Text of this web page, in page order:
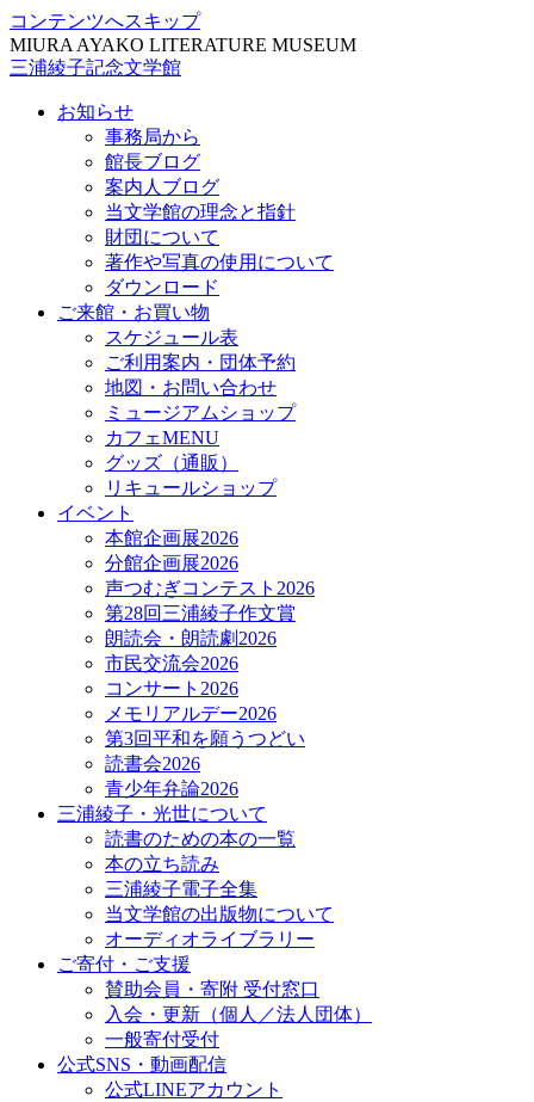
コンテンツへスキップ
MIURA AYAKO LITERATURE MUSEUM
三浦綾子記念文学館
お知らせ
事務局から
館長ブログ
案内人ブログ
当文学館の理念と指針
財団について
著作や写真の使用について
ダウンロード
ご来館・お買い物
スケジュール表
ご利用案内・団体予約
地図・お問い合わせ
ミュージアムショップ
カフェMENU
グッズ（通販）
リキュールショップ
イベント
本館企画展2026
分館企画展2026
声つむぎコンテスト2026
第28回三浦綾子作文賞
朗読会・朗読劇2026
市民交流会2026
コンサート2026
メモリアルデー2026
第3回平和を願うつどい
読書会2026
青少年弁論2026
三浦綾子・光世について
読書のための本の一覧
本の立ち読み
三浦綾子電子全集
当文学館の出版物について
オーディオライブラリー
ご寄付・ご支援
賛助会員・寄附 受付窓口
入会・更新（個人／法人団体）
一般寄付受付
公式SNS・動画配信
公式LINEアカウント